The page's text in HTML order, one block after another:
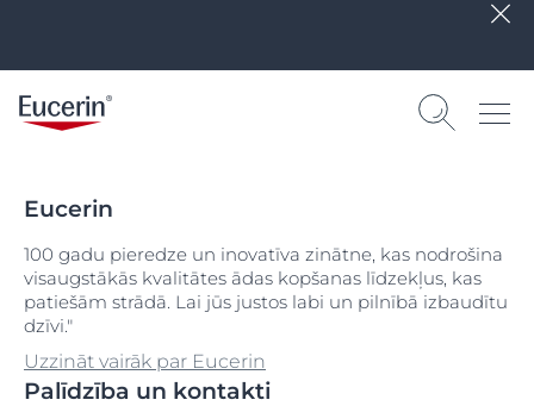
Eucerin
100 gadu pieredze un inovatīva zinātne, kas nodrošina
visaugstākās kvalitātes ādas kopšanas līdzekļus, kas
patiešām strādā. Lai jūs justos labi un pilnībā izbaudītu
dzīvi."
Uzzināt vairāk par Eucerin
Palīdzība un kontakti